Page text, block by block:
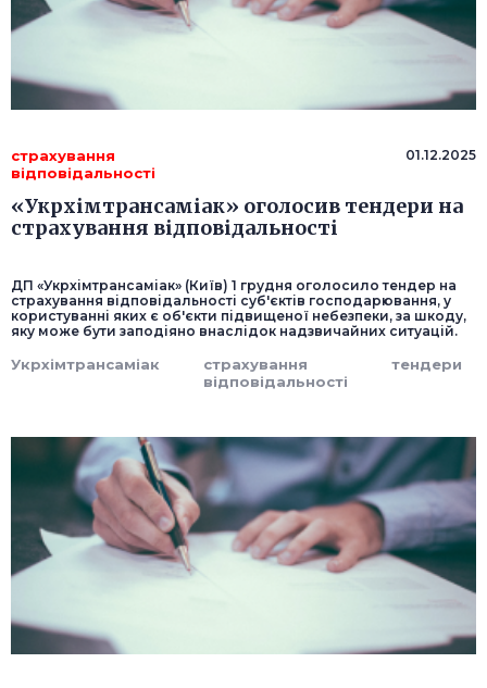
страхування
відповідальності
01.12.2025
«Укрхімтрансаміак» оголосив тендери на
страхування відповідальності
ДП «Укрхімтрансаміак» (Київ) 1 грудня оголосило тендер на
страхування відповідальності суб'єктів господарювання, у
користуванні яких є об'єкти підвищеної небезпеки, за шкоду,
яку може бути заподіяно внаслідок надзвичайних ситуацій.
Укрхімтрансаміак
страхування
відповідальності
тендери